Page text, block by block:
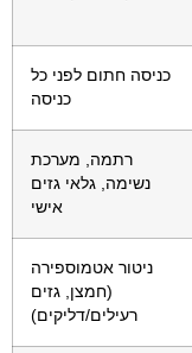
כניסה חתום לפני כל
כניסה
רתמה, מערכת
נשימה, גלאי גזים
אישי
ניטור אטמוספירה
(חמצן, גזים
רעילים/דליקים)